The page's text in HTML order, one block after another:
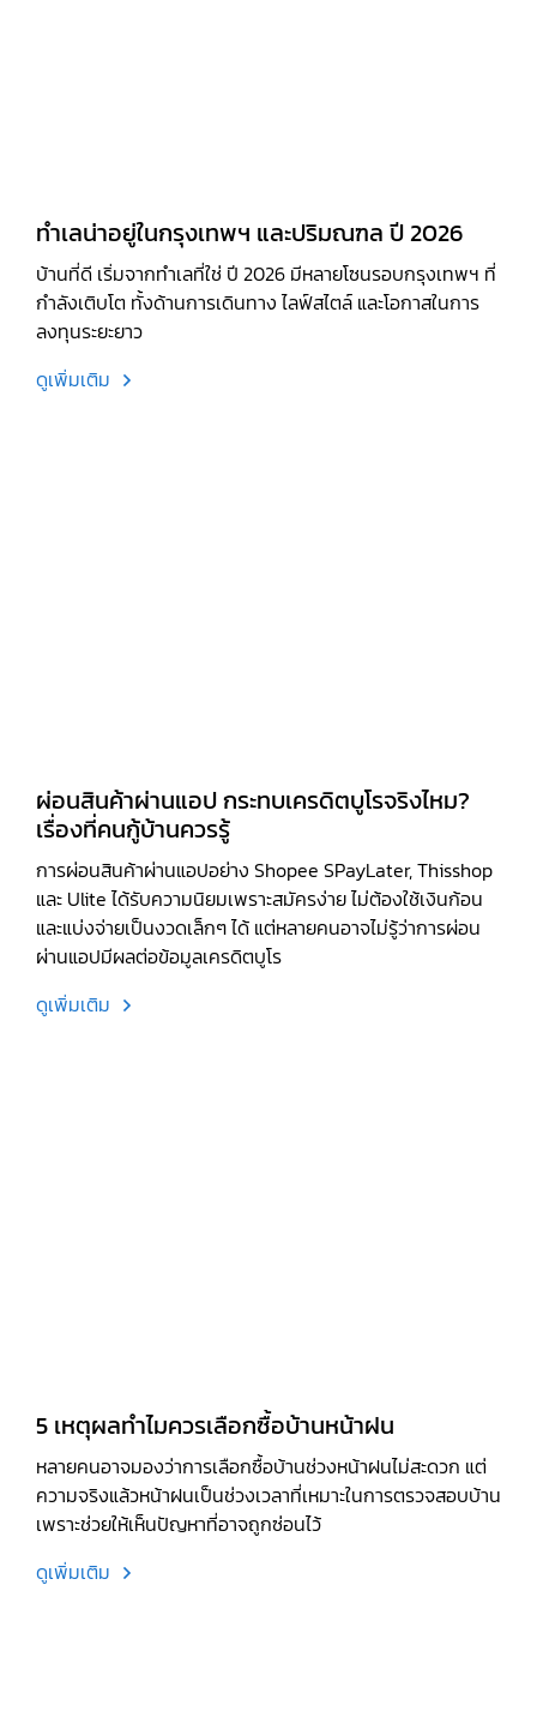
ทำเลน่าอยู่ในกรุงเทพฯ และปริมณฑล ปี 2026
บ้านที่ดี เริ่มจากทำเลที่ใช่ ปี 2026 มีหลายโซนรอบกรุงเทพฯ ที่
กำลังเติบโต ทั้งด้านการเดินทาง ไลฟ์สไตล์ และโอกาสในการ
ลงทุนระยะยาว
ดูเพิ่มเติม
ผ่อนสินค้าผ่านแอป กระทบเครดิตบูโรจริงไหม?
เรื่องที่คนกู้บ้านควรรู้
การผ่อนสินค้าผ่านแอปอย่าง Shopee SPayLater, Thisshop
และ Ulite ได้รับความนิยมเพราะสมัครง่าย ไม่ต้องใช้เงินก้อน
และแบ่งจ่ายเป็นงวดเล็กๆ ได้ แต่หลายคนอาจไม่รู้ว่าการผ่อน
ผ่านแอปมีผลต่อข้อมูลเครดิตบูโร
ดูเพิ่มเติม
5 เหตุผลทำไมควรเลือกซื้อบ้านหน้าฝน
หลายคนอาจมองว่าการเลือกซื้อบ้านช่วงหน้าฝนไม่สะดวก แต่
ความจริงแล้วหน้าฝนเป็นช่วงเวลาที่เหมาะในการตรวจสอบบ้าน
เพราะช่วยให้เห็นปัญหาที่อาจถูกซ่อนไว้
ดูเพิ่มเติม